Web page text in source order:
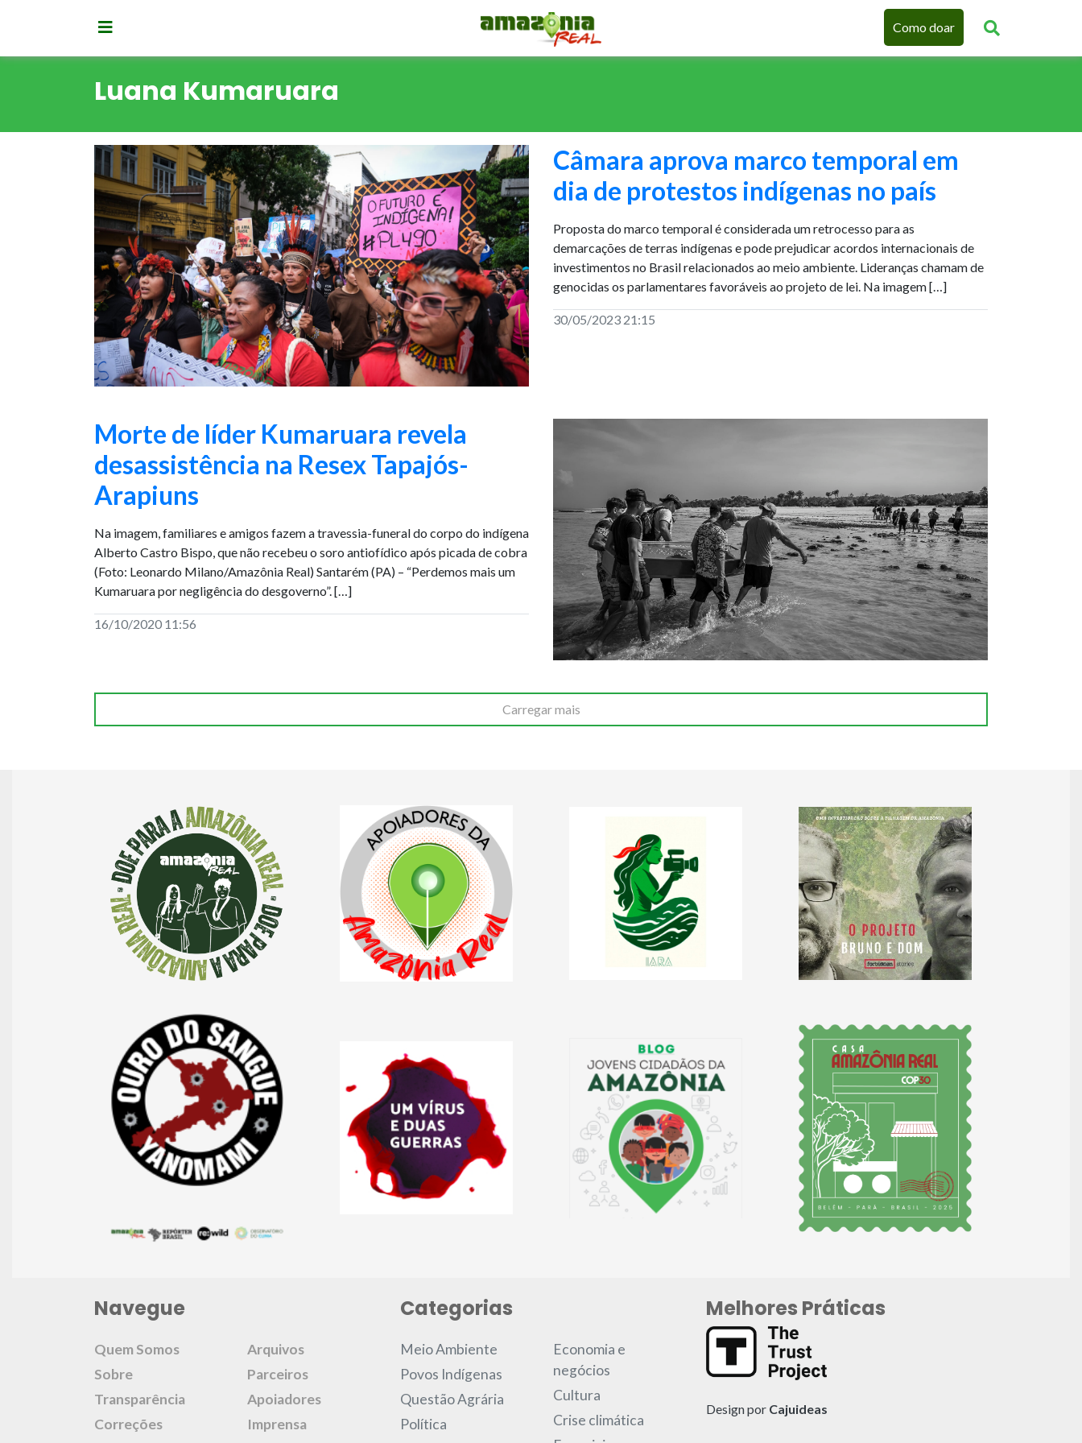
Como doar
Luana Kumaruara
Câmara aprova marco temporal em
dia de protestos indígenas no país
Proposta do marco temporal é considerada um retrocesso para as
demarcações de terras indígenas e pode prejudicar acordos internacionais de
investimentos no Brasil relacionados ao meio ambiente. Lideranças chamam de
genocidas os parlamentares favoráveis ao projeto de lei. Na imagem […]
30/05/2023 21:15
Morte de líder Kumaruara revela
desassistência na Resex Tapajós-
Arapiuns
Na imagem, familiares e amigos fazem a travessia-funeral do corpo do indígena
Alberto Castro Bispo, que não recebeu o soro antiofídico após picada de cobra
(Foto: Leonardo Milano/Amazônia Real) Santarém (PA) – “Perdemos mais um
Kumaruara por negligência do desgoverno”. […]
16/10/2020 11:56
Carregar mais
Navegue
Quem Somos
Sobre
Transparência
Correções
Arquivos
Parceiros
Apoiadores
Imprensa
Categorias
Meio Ambiente
Povos Indígenas
Questão Agrária
Política
Economia e
negócios
Cultura
Crise climática
Melhores Práticas
Design por Cajuideas